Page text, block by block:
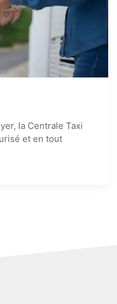
la Centrale Taxi
et en tout